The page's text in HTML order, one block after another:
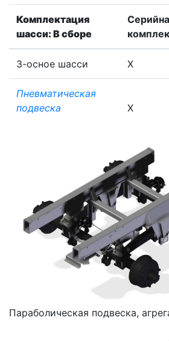
Комплектация
шасси: В сборе
3-осное шасси X
Пневматическая
подвеска
X
Параболическая подвеска,